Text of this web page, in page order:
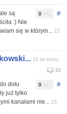
#
0
są
:) Nie
się w którym... 15
15 lat temu,
10
#
0
dołu
już tylko
kanałami nie... 15